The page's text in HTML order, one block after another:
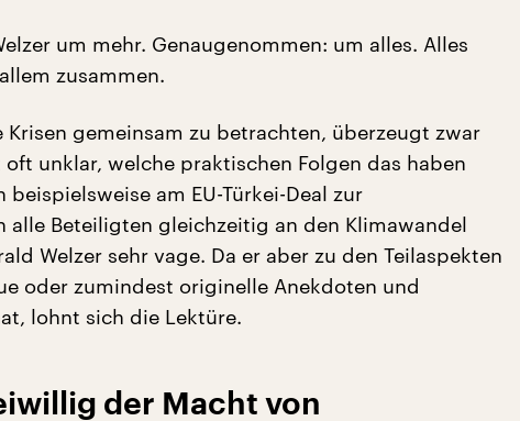
um mehr. Genaugenommen: um alles. Alles
zusammen.
Krisen gemeinsam zu betrachten, überzeugt zwar
unklar, welche praktischen Folgen das haben
beispielsweise am EU-Türkei-Deal zur
alle Beteiligten gleichzeitig an den Klimawandel
Welzer sehr vage. Da er aber zu den Teilaspekten
oder zumindest originelle Anekdoten und
lohnt sich die Lektüre.
der Macht von